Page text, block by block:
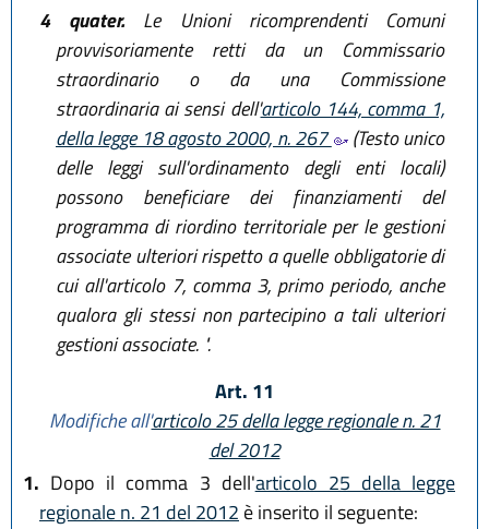
4 quater.Le Unioni ricomprendenti Comuni
provvisoriamente retti da un Commissario
straordinario o da una Commissione
straordinaria ai sensi dell'articolo 144, comma 1,
della legge 18 agosto 2000, n. 267
(Testo unico
delle leggi sull'ordinamento degli enti locali)
possono beneficiare dei finanziamenti del
programma di riordino territoriale per le gestioni
associate ulteriori rispetto a quelle obbligatorie di
cui all'articolo 7, comma 3, primo periodo, anche
qualora gli stessi non partecipino a tali ulteriori
gestioni associate. ".
Art. 11
Modifiche all'articolo 25 della legge regionale n. 21
del 2012
1. Dopo il comma 3 dell'articolo 25 della legge
regionale n. 21 del 2012 è inserito il seguente: